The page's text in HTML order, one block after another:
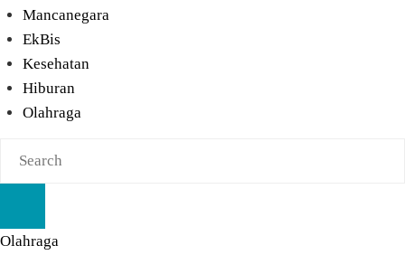
Mancanegara
EkBis
Kesehatan
Hiburan
Olahraga
Olahraga